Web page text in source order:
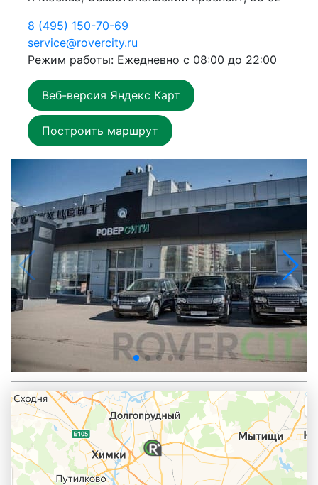
8 (495) 150-70-69
service@rovercity.ru
Режим работы: Ежедневно с 08:00 до 22:00
Веб-версия Яндекс Карт
Построить маршрут